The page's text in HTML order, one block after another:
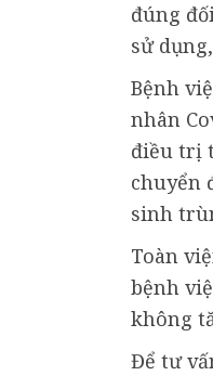
đúng
sử
Bệnh
nhân
điều trị
chuyển
sinh
Toàn
bệnh
không
Để tư